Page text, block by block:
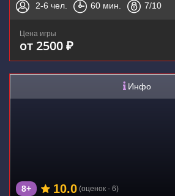
2-6 чел. 60 мин. 7/10
Цена игры
от 2500 ₽
Инфо
8+ 10.0 (оценок - 6)